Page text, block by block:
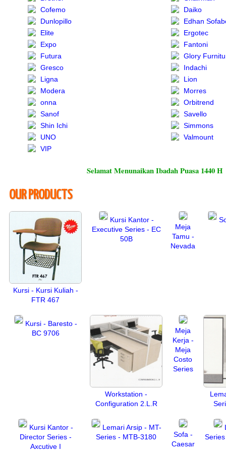
Cofemo
Daiko
Dunlopillo
Edhan
Elite
Ergotec
Expo
Fantoni
Futura
Glory
Gresco
Indachi
Ligna
Lion
Modera
Morres
onna
Orbitrend
Sanof
Savello
Shin Ichi
Simmons
UNO
Valmount
VIP
Selamat Menunaikan Ibadah Puasa 1440 H
OUR PRODUCTS
Kursi - Kursi Kuliah -
FTR 467
Kursi Kantor -
Executive Series - EC
50B
Meja
Tamu -
Nevada
Kursi - Baresto -
BC 9706
Workstation -
Configuration 2.L.R
Meja
Kerja -
Meja
Costo
Series
Kursi Kantor -
Director Series -
Axcutive I
Lemari Arsip - MT-
Series - MTB-3180
Sofa -
Caesar